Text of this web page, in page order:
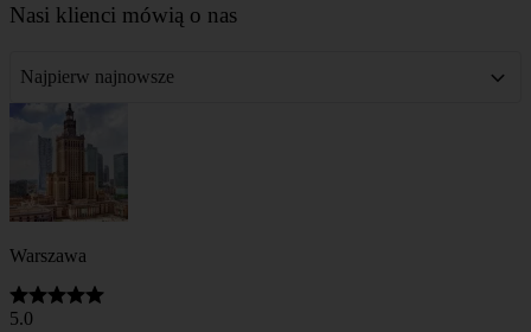
Nous avons fait appel au service de
expérience de visite guidée que nous avons
eue, Agnieszka, notre guide, était au top,
relatant avec émotion l'Histoire de Varsovie.
Encore un grand merci à elle et à toute
l'équipe Walkative pour cette expérience
inoubliable